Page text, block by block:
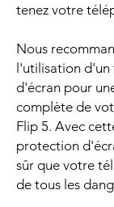
tenez votre
Nous
l'utilisation
d'écran pour
complète de
Flip 5. Avec
protection
sûr que votre
de tous les